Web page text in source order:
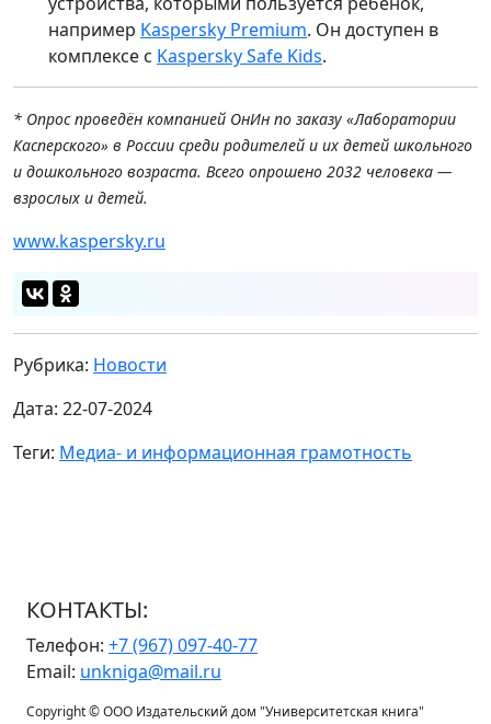
например Kaspersky Premium. Он доступен в
комплексе с Kaspersky Safe Kids.
* Опрос проведён компанией ОнИн по заказу «Лаборатории
Касперского» в России среди родителей и их детей школьного
и дошкольного возраста. Всего опрошено 2032 человека —
взрослых и детей.
www.kaspersky.ru
Рубрика: Новости
Дата: 22-07-2024
Теги: Медиа- и информационная грамотность
КОНТАКТЫ:
Телефон: +7 (967) 097-40-77
Email: unkniga@mail.ru
Copyright © ООО Издательский дом "Университетская книга"